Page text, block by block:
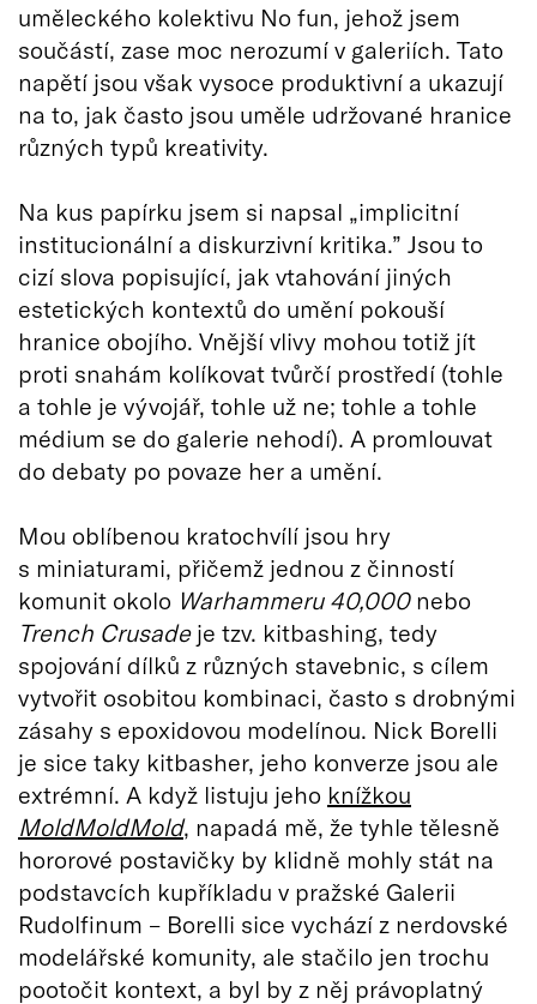
uměleckého kolektivu No fun, jehož jsem
součástí, zase moc nerozumí v galeriích. Tato
napětí jsou však vysoce produktivní a ukazují
na to, jak často jsou uměle udržované hranice
různých typů kreativity.
Na kus papírku jsem si napsal „implicitní
institucionální a diskurzivní kritika.” Jsou to
cizí slova popisující, jak vtahování jiných
estetických kontextů do umění pokouší
hranice obojího. Vnější vlivy mohou totiž jít
proti snahám kolíkovat tvůrčí prostředí (tohle
a tohle je vývojář, tohle už ne; tohle a tohle
médium se do galerie nehodí). A promlouvat
do debaty po povaze her a umění.
Mou oblíbenou kratochvílí jsou hry
s miniaturami, přičemž jednou z činností
komunit okolo Warhammeru 40,000nebo
Trench Crusadeje tzv. kitbashing, tedy
spojování dílků z různých stavebnic, s cílem
vytvořit osobitou kombinaci, často s drobnými
zásahy s epoxidovou modelínou. Nick Borelli
je sice taky kitbasher, jeho konverze jsou ale
extrémní. A když listuju jeho knížkou
MoldMoldMold, napadá mě, že tyhle tělesně
hororové postavičky by klidně mohly stát na
podstavcích kupříkladu v pražské Galerii
Rudolfinum – Borelli sice vychází z nerdovské
modelářské komunity, ale stačilo jen trochu
pootočit kontext, a byl by z něj právoplatný